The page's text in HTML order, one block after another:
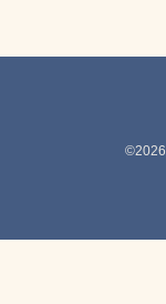
©2026